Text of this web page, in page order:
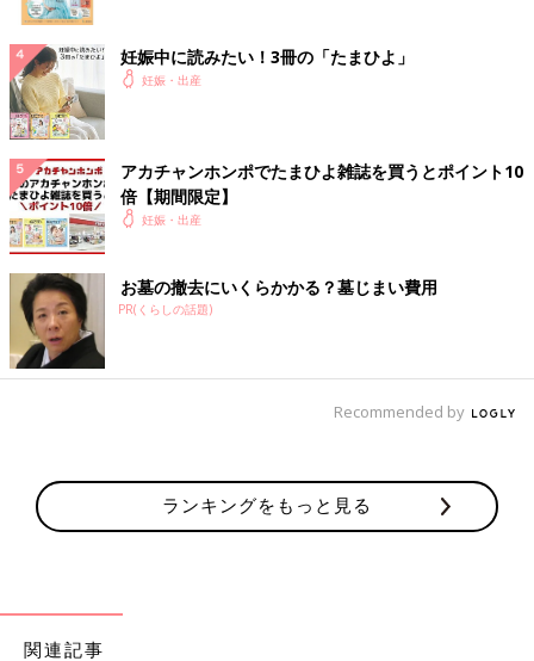
●肩や腰への負担が少なくてラク！（愛知県
／産後4ヶ月のママ）
がしたエルゴベビーを購入。最初は後ろの
バックルを留めるのが大変でしたが、慣れ
ると簡単！ 通気性のよいメッシュ素材も
気に入っています。（千葉県／7ヶ月の赤
●抱っこひもは3つ持っていて、用途に合わせ
て使い分け。エルゴベビーは腰がラクなの
るので、息子は安心できるみたい。よく寝
てくれます。（福岡県／4ヶ月の赤ちゃん
妊娠中に読みたい！3冊の「たまひよ」
妊娠・出産
アカチャンホンポでたまひよ雑誌を買うとポイント10
倍【期間限定】
妊娠・出産
お墓の撤去にいくらかかる？墓じまい費用
PR(くらしの話題)
Recommended by
ランキングをもっと見る
関連記事